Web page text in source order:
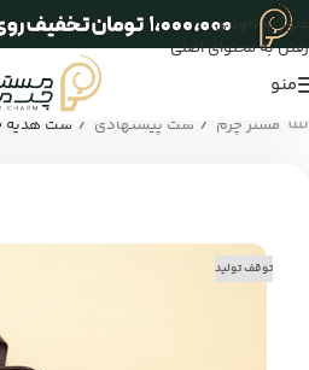
عبور به ناوبری
رفتن به محتوای اصلی
منو
مستر چرم / ست پیشنهادی / ست هدیه mrc5500
توقف تولید